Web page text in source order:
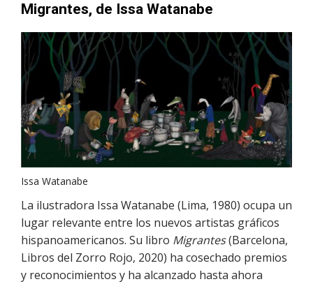
Migrantes, de Issa Watanabe
Issa Watanabe
La ilustradora Issa Watanabe (Lima, 1980) ocupa un
lugar relevante entre los nuevos artistas gráficos
hispanoamericanos. Su libro Migrantes(Barcelona,
Libros del Zorro Rojo, 2020) ha cosechado premios
y reconocimientos y ha alcanzado hasta ahora